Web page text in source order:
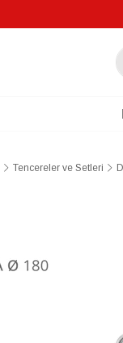
Tencereler ve Setleri